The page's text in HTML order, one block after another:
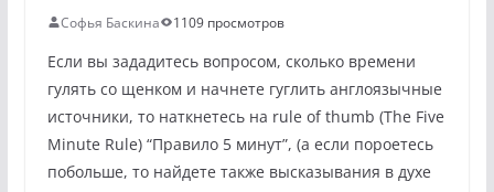
Софья Баскина 1109 просмотров
Если вы зададитесь вопросом, сколько времени
гулять со щенком и начнете гуглить англоязычные
источники, то наткнетесь на rule of thumb (The Five
Minute Rule) “Правило 5 минут”, (а если пороетесь
побольше, то найдете также высказывания в духе